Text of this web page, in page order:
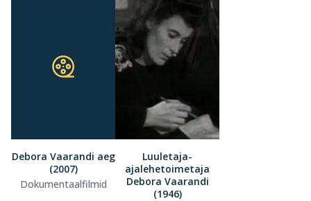
Debora Vaarandi aeg
(2007)
Dokumentaalfilmid
Luuletaja-
ajalehetoimetaja
Debora Vaarandi
(1946)